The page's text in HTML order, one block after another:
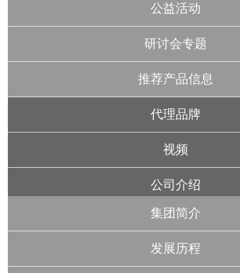
公益活动
研讨会专题
推荐产品信息
代理品牌
视频
公司介绍
集团简介
发展历程